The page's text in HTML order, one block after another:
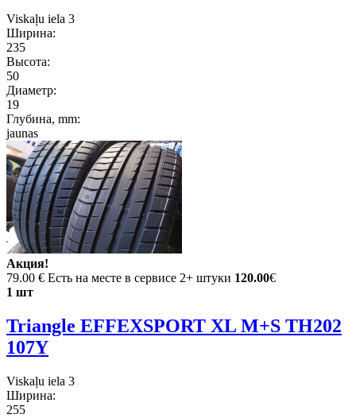
Viskaļu iela 3
Ширина:
235
Высота:
50
Диаметр:
19
Глубина, mm:
jaunas
Акция!
79.00 € Есть на месте в сервисе 2+ штуки 120.00€
1 шт
Triangle EFFEXSPORT XL M+S TH202
107Y
Viskaļu iela 3
Ширина:
255